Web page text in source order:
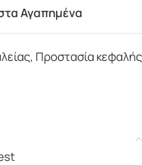
Αγαπημένα
, Προστασία κεφαλής